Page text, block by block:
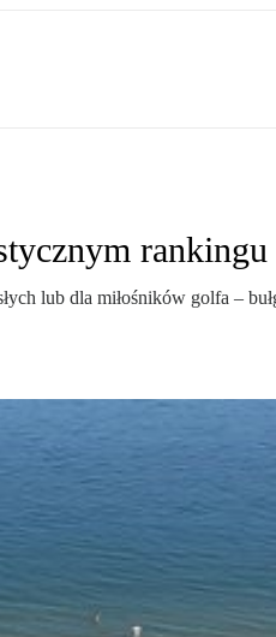
rankingu
lub dla miłośników golfa –